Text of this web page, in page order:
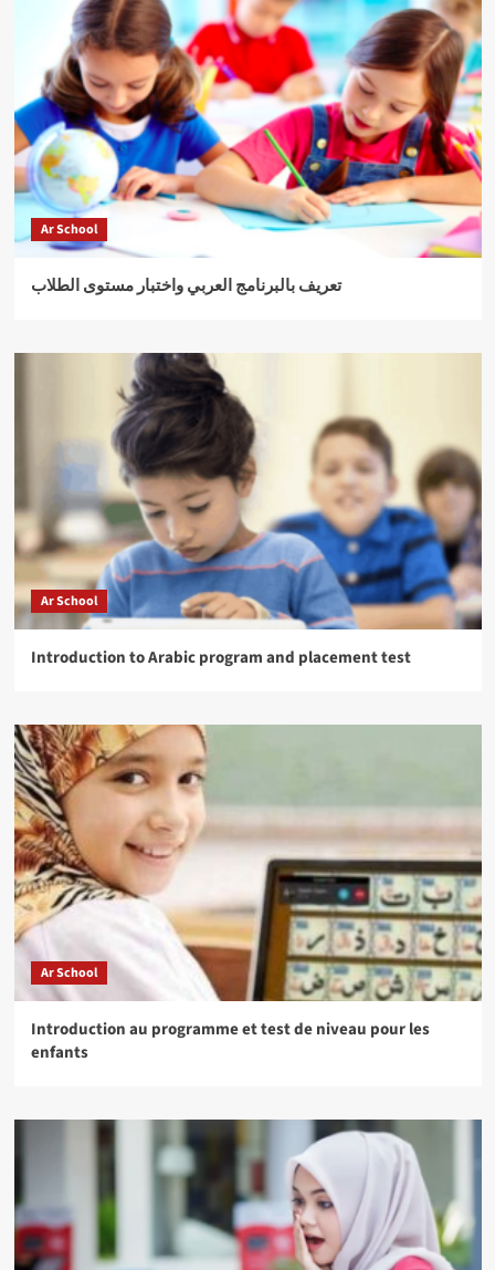
Ar School
تعريف بالبرنامج العربي واختبار مستوى الطلاب
Ar School
Introduction to Arabic program and placement test
Ar School
Introduction au programme et test de niveau pour les
enfants